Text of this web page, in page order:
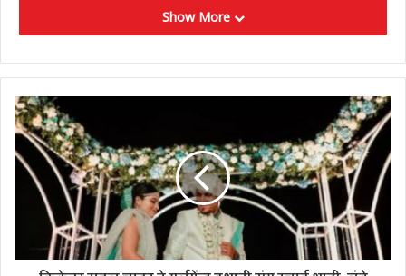
जोखिम को कम करने के कई तरीके हैं।
किडनी को स्वस्थ रखने के लिए अपनाएं ये हेल्दी आदतें
यदि आप किडनी को स्वस्थ रखना चाहते हैं, किडनी डिजीज से बचना है,
तो हेल्दी डाइट और हेल्दी लाइफस्टाइल को अपनाएं। इसके लिए आप
नियमित एक्सरसाइज करें। साफ पानी का सेवन करें। स्वस्थ खानपान
की आदतों को विकसित करें। तंबाकू का सेवन ना करें।
खुद को एक्टिव रखें
Show More